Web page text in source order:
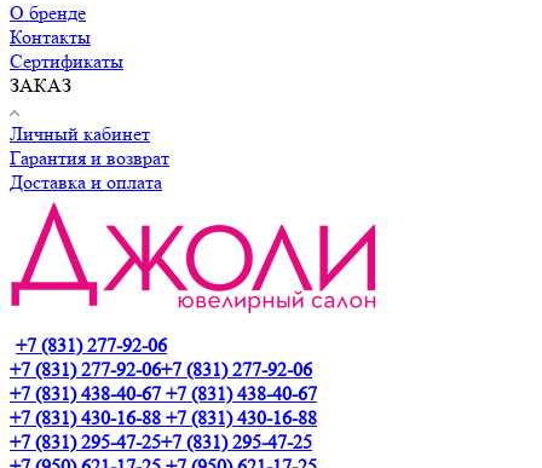
О бренде
Контакты
Сертификаты
ЗАКАЗ
Личный кабинет
Гарантия и возврат
Доставка и оплата
+7 (831) 277-92-06
+7 (831) 277-92-06+7 (831) 277-92-06
+7 (831) 438-40-67 +7 (831) 438-40-67
+7 (831) 430-16-88 +7 (831) 430-16-88
+7 (831) 295-47-25+7 (831) 295-47-25